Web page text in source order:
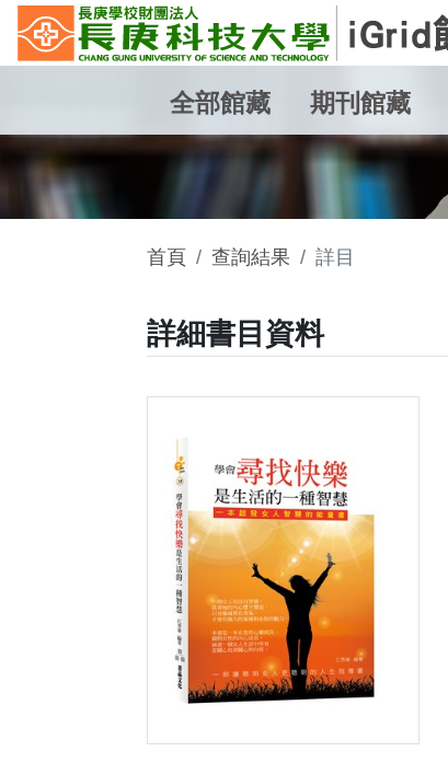
全部館藏 期刊館藏
首頁 查詢結果 詳目
詳細書目資料